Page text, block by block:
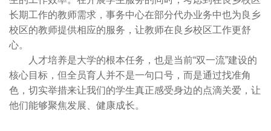
长期工作的教师需求，事务中心在部分代办业务中也为良乡
校区的教师提供相应的服务，让教师在良乡校区工作更舒
心。
人才培养是大学的根本任务，也是当前“双一流”建设的
核心目标，但全员育人并不是一句口号，而是通过找准角
色，切实举措来让我们的学生真正感受身边的点滴关爱，让
他们能够聚焦发展、健康成长。